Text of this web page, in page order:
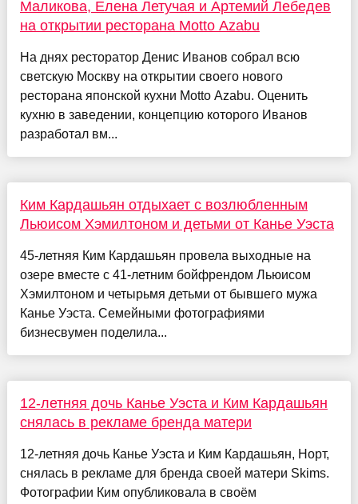
Маликова, Елена Летучая и Артемий Лебедев
на открытии ресторана Motto Azabu
На днях ресторатор Денис Иванов собрал всю
светскую Москву на открытии своего нового
ресторана японской кухни Motto Azabu. Оценить
кухню в заведении, концепцию которого Иванов
разработал вм...
Ким Кардашьян отдыхает с возлюбленным
Льюисом Хэмилтоном и детьми от Канье Уэста
45-летняя Ким Кардашьян провела выходные на
озере вместе с 41-летним бойфрендом Льюисом
Хэмилтоном и четырьмя детьми от бывшего мужа
Канье Уэста. Семейными фотографиями
бизнесвумен поделила...
12-летняя дочь Канье Уэста и Ким Кардашьян
снялась в рекламе бренда матери
12-летняя дочь Канье Уэста и Ким Кардашьян, Норт,
снялась в рекламе для бренда своей матери Skims.
Фотографии Ким опубликовала в своём